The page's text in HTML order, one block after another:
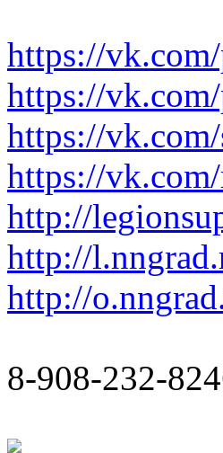
https://
https://
https://
https://
http://
http://
http://
8-908-232-